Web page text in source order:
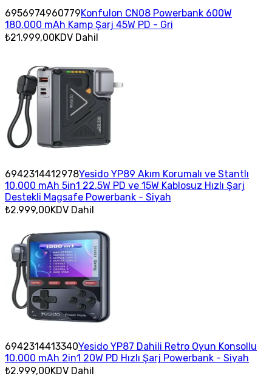
6956974960779Konfulon CN08 Powerbank 600W
180.000 mAh Kamp Şarj 45W PD - Gri
₺21.999,00KDV Dahil
6942314412978Yesido YP89 Akım Korumalı ve Stantlı
10.000 mAh 5in1 22.5W PD ve 15W Kablosuz Hızlı Şarj
Destekli Magsafe Powerbank - Siyah
₺2.999,00KDV Dahil
6942314413340Yesido YP87 Dahili Retro Oyun Konsollu
10.000 mAh 2in1 20W PD Hızlı Şarj Powerbank - Siyah
₺2.999,00KDV Dahil